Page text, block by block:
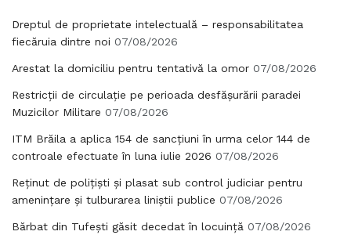
Dreptul de proprietate intelectuală – responsabilitatea
fiecăruia dintre noi 07/08/2026
Arestat la domiciliu pentru tentativă la omor 07/08/2026
Restricții de circulație pe perioada desfășurării paradei
Muzicilor Militare 07/08/2026
ITM Brăila a aplica 154 de sancțiuni în urma celor 144 de
controale efectuate în luna iulie 2026 07/08/2026
Reținut de polițiști și plasat sub control judiciar pentru
amenințare și tulburarea liniștii publice 07/08/2026
Bărbat din Tufești găsit decedat în locuință 07/08/2026